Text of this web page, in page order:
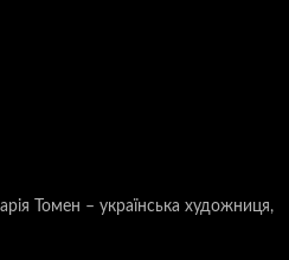
Томен – українська художниця,